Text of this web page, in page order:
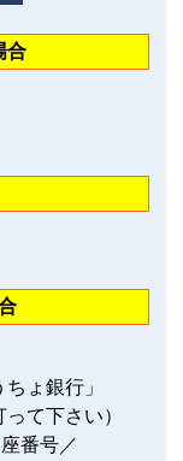
合
ょ銀行」
て下さい）
番号／